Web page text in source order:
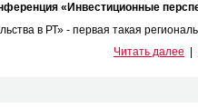
«Инвестиционные
в РТ» - первая такая
Читать далее